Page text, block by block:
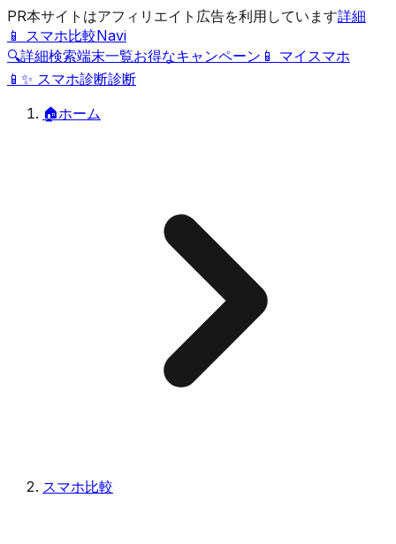
PR本サイトはアフィリエイト広告を利用しています詳細
📱 スマホ比較Navi
🔍詳細検索端末一覧お得なキャンペーン 📱 マイスマホ
📱 ✨ スマホ診断診断
🏠ホーム
スマホ比較